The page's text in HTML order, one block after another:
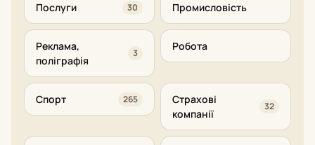
Послуги 30 Промисловість
Реклама,
поліграфія
3
Робота
Спорт 265
Страхові
компанії
32